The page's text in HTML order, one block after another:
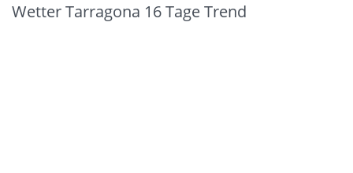
Wetter Tarragona 16 Tage Trend